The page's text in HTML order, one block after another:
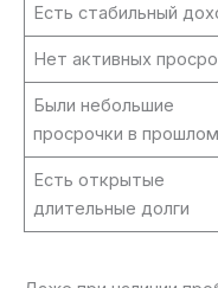
Есть стабильный
Нет активных
Были небольшие
просрочки в прошлом
Есть открытые
длительные долги